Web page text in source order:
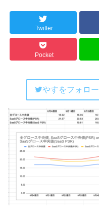
Twitter
Pocket
やすをフォロー